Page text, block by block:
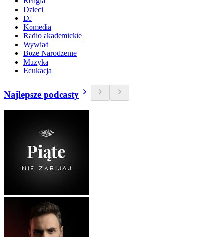
Dzieci
DJ
Komedia
Radio akademickie
Wywiad
Boże Narodzenie
Muzyka
Edukacja
Najlepsze podcasty